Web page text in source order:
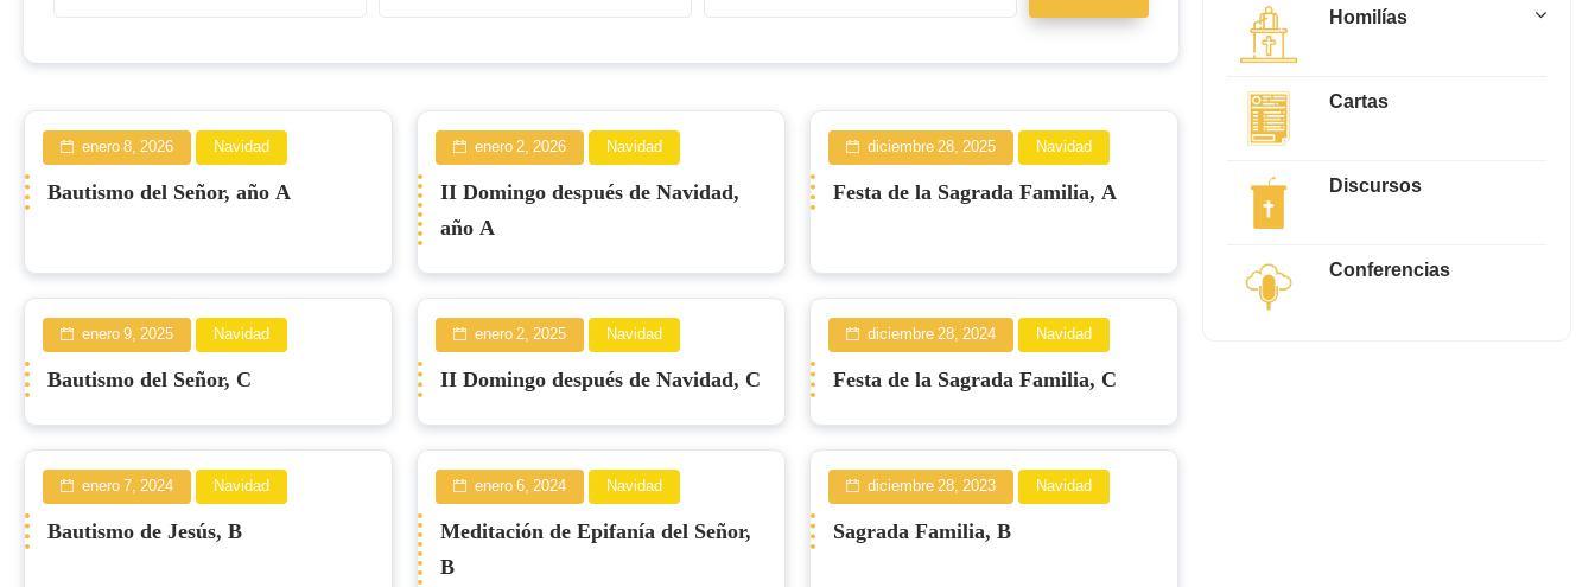
enero 8, 2026 Navidad
Bautismo del Señor, año A
enero 2, 2026 Navidad
II Domingo después de Navidad,
año A
diciembre 28, 2025 Navidad
Festa de la Sagrada Familia, A
enero 9, 2025 Navidad
Bautismo del Señor, C
enero 2, 2025 Navidad
II Domingo después de Navidad, C
diciembre 28, 2024 Navidad
Festa de la Sagrada Familia, C
enero 7, 2024 Navidad
Bautismo de Jesús, B
enero 6, 2024 Navidad
Meditación de Epifanía del Señor,
B
diciembre 28, 2023 Navidad
Sagrada Familia, B
Homilías
Cartas
Discursos
Conferencias